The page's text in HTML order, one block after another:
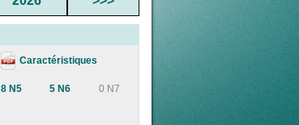
Caractéristiques
8 N5 5 N6 0 N7